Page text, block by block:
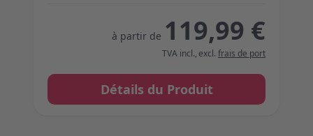
à partir de 119,99 €
TVA incl., excl. frais de port
Détails du Produit